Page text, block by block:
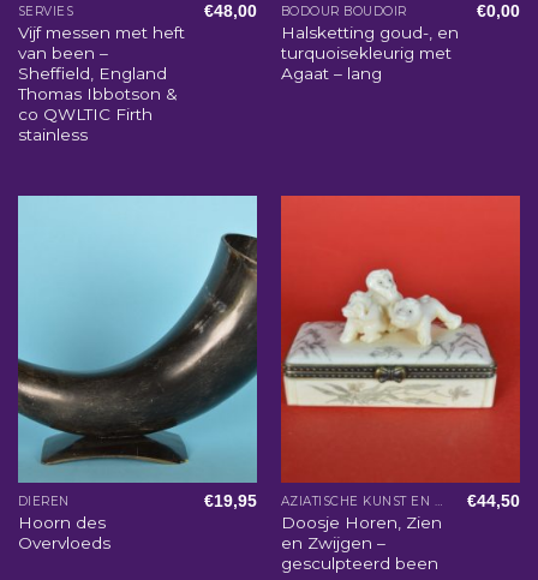
SERVIES
Vijf messen met heft
van been –
Sheffield, England
Thomas Ibbotson &
co QWLTIC Firth
stainless
€48,00 BODOUR BOUDOIR
Halsketting goud-, en
turquoisekleurig met
Agaat – lang
€0,00
DIEREN
Hoorn des
Overvloeds
€19,95 AZIATISCHE KUNST EN WOONACCESSOIRES
Doosje Horen, Zien
en Zwijgen –
gesculpteerd been
€44,50